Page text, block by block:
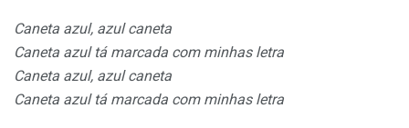
Caneta azul, azul caneta
Caneta azul tá marcada com minhas letra
Caneta azul, azul caneta
Caneta azul tá marcada com minhas letra